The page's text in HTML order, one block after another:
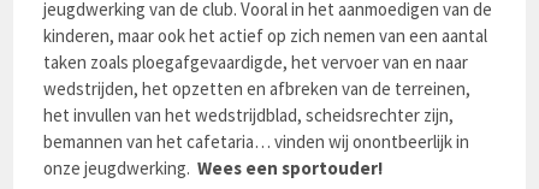
jeugdwerking van de club. Vooral in het aanmoedigen van de
kinderen, maar ook het actief op zich nemen van een aantal
taken zoals ploegafgevaardigde, het vervoer van en naar
wedstrijden, het opzetten en afbreken van de terreinen,
het invullen van het wedstrijdblad, scheidsrechter zijn,
bemannen van het cafetaria… vinden wij onontbeerlijk in
onze jeugdwerking.Wees een sportouder!